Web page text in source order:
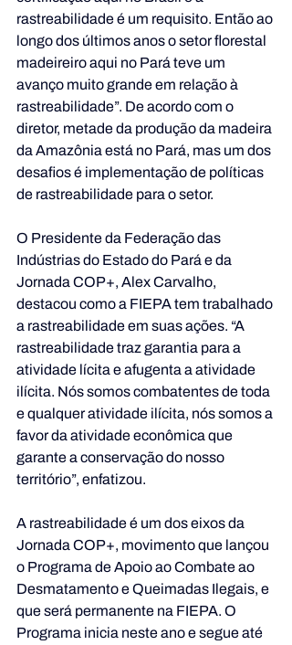
rastreabilidade é um requisito. Então ao
longo dos últimos anos o setor florestal
madeireiro aqui no Pará teve um
avanço muito grande em relação à
rastreabilidade”. De acordo com o
diretor, metade da produção da madeira
da Amazônia está no Pará, mas um dos
desafios é implementação de políticas
de rastreabilidade para o setor.
O Presidente da Federação das
Indústrias do Estado do Pará e da
Jornada COP+, Alex Carvalho,
destacou como a FIEPA tem trabalhado
a rastreabilidade em suas ações. “A
rastreabilidade traz garantia para a
atividade lícita e afugenta a atividade
ilícita. Nós somos combatentes de toda
e qualquer atividade ilícita, nós somos a
favor da atividade econômica que
garante a conservação do nosso
território”, enfatizou.
A rastreabilidade é um dos eixos da
Jornada COP+, movimento que lançou
o Programa de Apoio ao Combate ao
Desmatamento e Queimadas Ilegais, e
que será permanente na FIEPA. O
Programa inicia neste ano e segue até